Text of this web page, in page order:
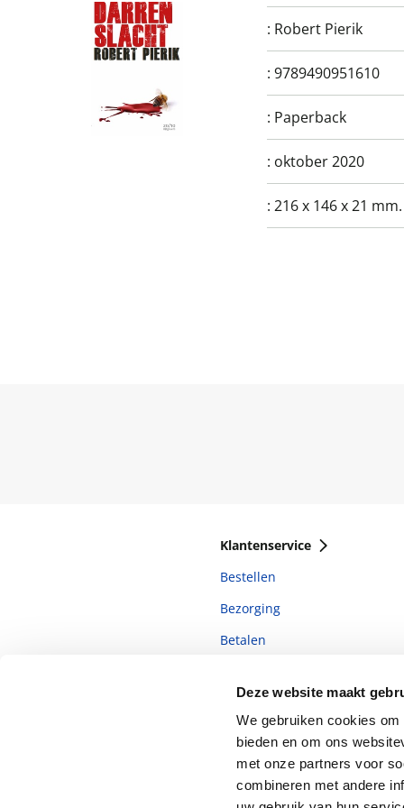
Deze website maakt
We gebruiken cookies
bieden en om ons
met onze partners voor
combineren met andere
: Robert Pierik
: 9789490951610
: Paperback
: oktober 2020
: 216 x 146 x 21 mm.
Klantenservice
Bestellen
Bezorging
Betalen
Veelgestelde vragen